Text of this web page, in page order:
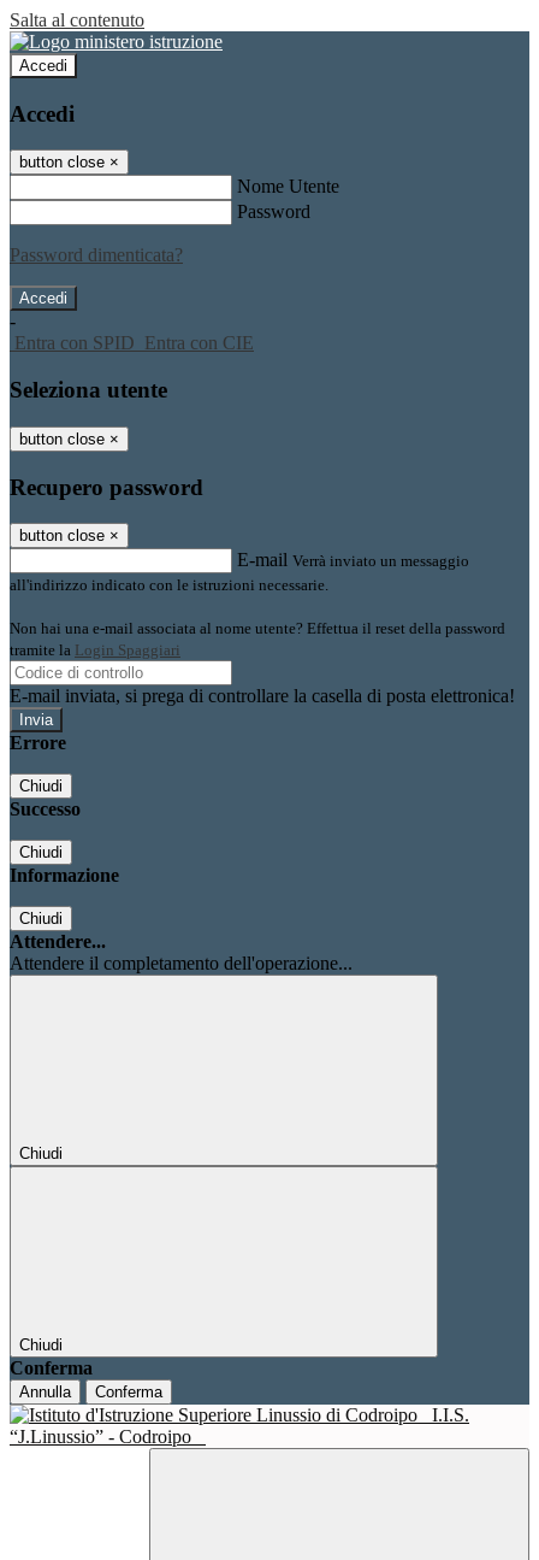
Salta al contenuto
Accedi
Accedi
button close ×
Nome Utente
Password
Password dimenticata?
-
Entra con SPID Entra con CIE
Seleziona utente
button close ×
Recupero password
button close ×
E-mail Verrà inviato un messaggio
all'indirizzo indicato con le istruzioni necessarie.
Non hai una e-mail associata al nome utente? Effettua il reset della password
tramite la Login Spaggiari
E-mail inviata, si prega di controllare la casella di posta elettronica!
Errore
Chiudi
Successo
Chiudi
Informazione
Chiudi
Attendere...
Attendere il completamento dell'operazione...
Chiudi
Chiudi
Conferma
Annulla Conferma
I.I.S.
“J.Linussio” - Codroipo